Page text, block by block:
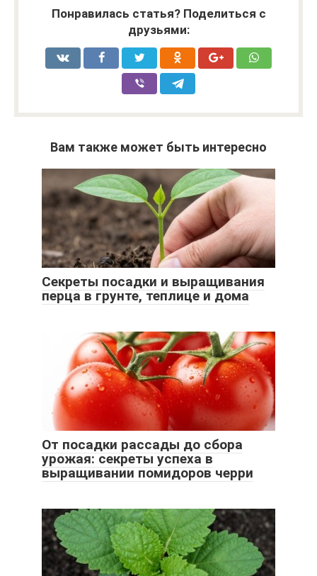
Понравилась статья? Поделиться с
друзьями:
Вам также может быть интересно
Секреты посадки и выращивания
перца в грунте, теплице и дома
От посадки рассады до сбора
урожая: секреты успеха в
выращивании помидоров черри